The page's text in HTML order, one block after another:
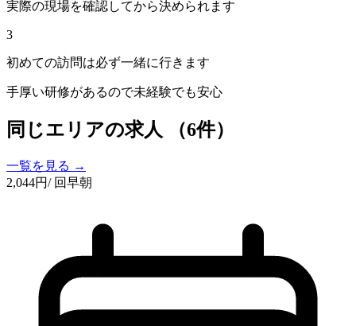
実際の現場を確認してから決められます
3
初めての訪問は必ず一緒に行きます
手厚い研修があるので未経験でも安心
同じエリアの求人 （6件）
一覧を見る →
2,044円/ 回早朝